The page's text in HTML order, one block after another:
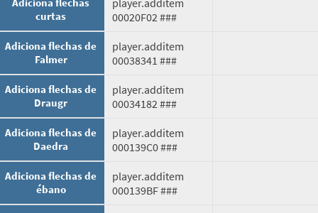
curtas
00020F02 ###
Adiciona flechas de
Falmer
player.additem
00038341 ###
Adiciona flechas de
Draugr
player.additem
00034182 ###
Adiciona flechas de
Daedra
player.additem
000139C0 ###
Adiciona flechas de
ébano
player.additem
000139BF ###